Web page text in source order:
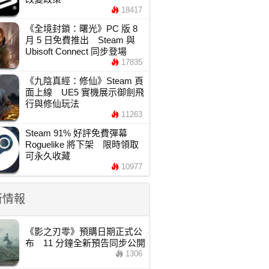
18417
《全境封鎖：曙光》PC 版 8
月 5 日免費推出 Steam 與
Ubisoft Connect 同步登場
17835
《九陰真經：修仙》Steam 頁
面上線 UE5 實機展示御劍飛
行與修仙玩法
11263
Steam 91% 好評免費彈幕
Roguelike 將下架 限時領取
可永久收藏
10977
報
《影之刃零》預購日期正式公
布 11 分鐘全新預告同步公開
1306